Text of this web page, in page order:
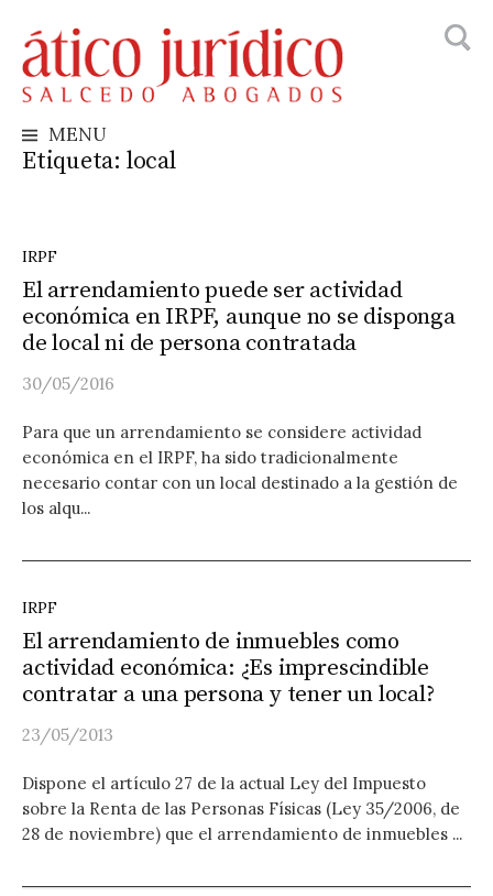
to
content
MENU
Etiqueta: local
IRPF
El arrendamiento puede ser actividad
económica en IRPF, aunque no se disponga
de local ni de persona contratada
30/05/2016
Para que un arrendamiento se considere actividad
económica en el IRPF, ha sido tradicionalmente
necesario contar con un local destinado a la gestión de
los alqu...
IRPF
El arrendamiento de inmuebles como
actividad económica: ¿Es imprescindible
contratar a una persona y tener un local?
23/05/2013
Dispone el artículo 27 de la actual Ley del Impuesto
sobre la Renta de las Personas Físicas (Ley 35/2006, de
28 de noviembre) que el arrendamiento de inmuebles ...